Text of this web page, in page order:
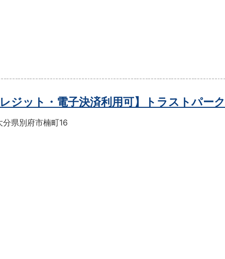
レジット・電子決済利用可】トラストパー
分県別府市楠町16